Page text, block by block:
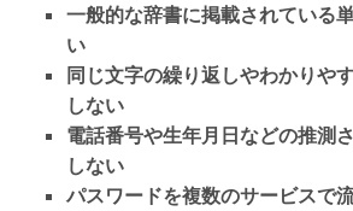
一般的な辞書に掲載されている
い
同じ文字の繰り返しやわかりや
しない
電話番号や生年月日などの推測
しない
パスワードを複数のサービスで